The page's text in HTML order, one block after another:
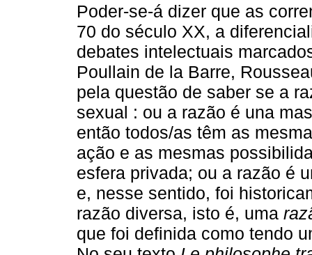
Poder-se-á dizer que as
70 do século XX, a
debates intelectuais
Poullain de la Barre,
pela questão de saber se a
sexual : ou a razão é una
então todos/as têm as
ação e as mesmas
esfera privada; ou a razão é
e, nesse sentido, foi
razão diversa, isto é, uma
que foi definida como tendo